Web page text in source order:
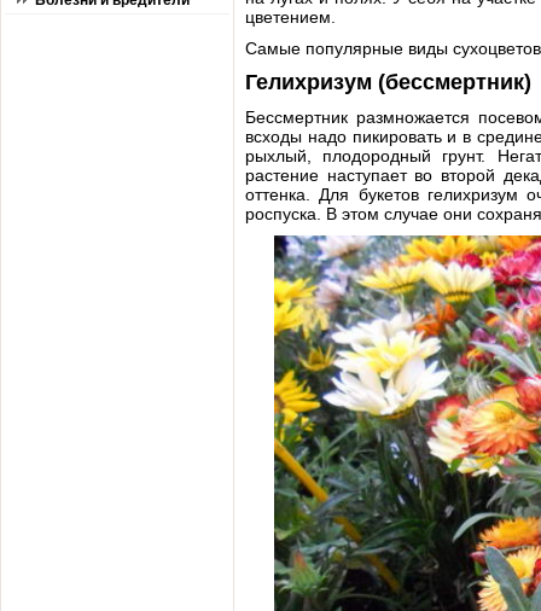
цветением.
Самые популярные виды
Гелихризум (бессмертник)
Бессмертник размножается
всходы надо пикировать и в
рыхлый, плодородный грунт.
растение наступает во второй
оттенка. Для букетов гелихризум
роспуска. В этом случае они